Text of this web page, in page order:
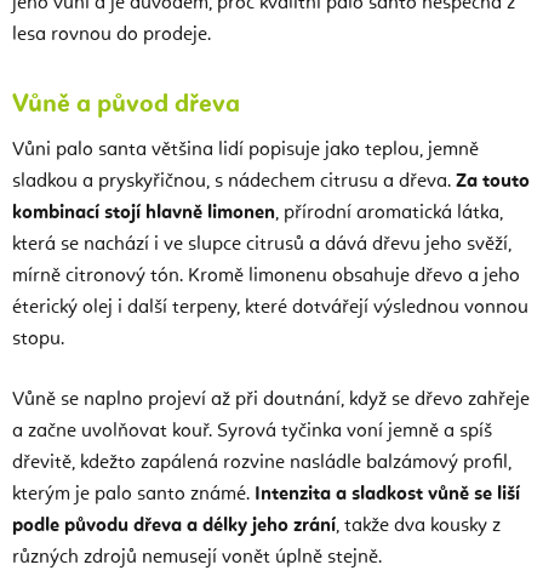
jeho vůni a je důvodem, proč kvalitní palo santo nespěchá z
lesa rovnou do prodeje.
Vůně a původ dřeva
Vůni palo santa většina lidí popisuje jako teplou, jemně
sladkou a pryskyřičnou, s nádechem citrusu a dřeva. Za touto
kombinací stojí hlavně limonen, přírodní aromatická látka,
která se nachází i ve slupce citrusů a dává dřevu jeho svěží,
mírně citronový tón. Kromě limonenu obsahuje dřevo a jeho
éterický olej i další terpeny, které dotvářejí výslednou vonnou
stopu.
Vůně se naplno projeví až při doutnání, když se dřevo zahřeje
a začne uvolňovat kouř. Syrová tyčinka voní jemně a spíš
dřevitě, kdežto zapálená rozvine nasládle balzámový profil,
kterým je palo santo známé. Intenzita a sladkost vůně se liší
podle původu dřeva a délky jeho zrání, takže dva kousky z
různých zdrojů nemusejí vonět úplně stejně.